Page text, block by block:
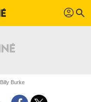
profil search
Billy Burke